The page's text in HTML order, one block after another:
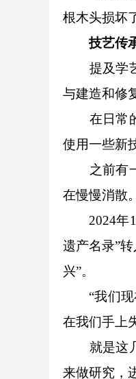
根木头损坏
技艺传
提及学艺
与建造和修
在日常的
使用一些新
之前有一
在慢慢消散。
2024年12
遗产名录”
兴”。
“我们现在
在我们手上
就是这几
来做研究，